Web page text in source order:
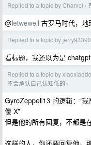
Replied to a topic by Charvel ›
@letwewell 古罗马时代，地
Replied to a topic by
看标题，我还以为是
Replied to a topic by
不会承认自己认知低的~
GyroZeppeli13 的逻辑：“
傻 X”
但是他的所有回复，不都是
这样的人，你还要回复他，